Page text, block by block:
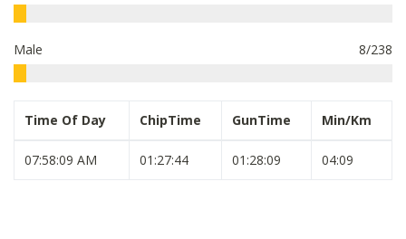
Male 8/238
Time Of Day ChipTime GunTime Min/Km
07:58:09 AM 01:27:44 01:28:09 04:09